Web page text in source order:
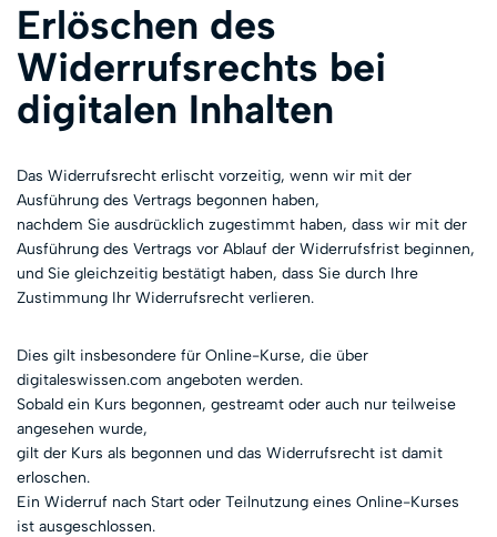
Erlöschen des
Widerrufsrechts bei
digitalen Inhalten
Das Widerrufsrecht erlischt vorzeitig, wenn wir mit der
Ausführung des Vertrags begonnen haben,
nachdem Sie ausdrücklich zugestimmt haben, dass wir mit der
Ausführung des Vertrags vor Ablauf der Widerrufsfrist beginnen,
und Sie gleichzeitig bestätigt haben, dass Sie durch Ihre
Zustimmung Ihr Widerrufsrecht verlieren.
Dies gilt insbesondere für Online-Kurse, die über
digitaleswissen.com angeboten werden.
Sobald ein Kurs begonnen, gestreamt oder auch nur teilweise
angesehen wurde,
gilt der Kurs als begonnen und das Widerrufsrecht ist damit
erloschen.
Ein Widerruf nach Start oder Teilnutzung eines Online-Kurses
ist ausgeschlossen.